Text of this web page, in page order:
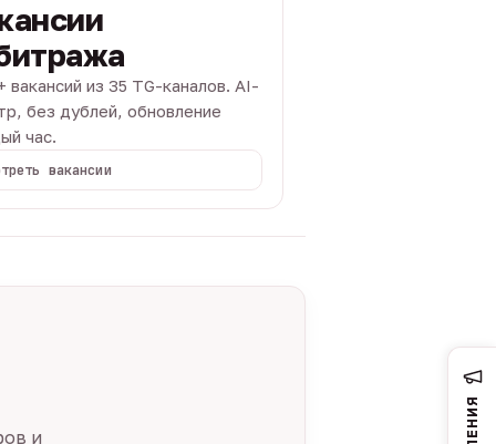
вакансий из 35 TG-каналов. AI-
без дублей, обновление
час.
вакансии
и